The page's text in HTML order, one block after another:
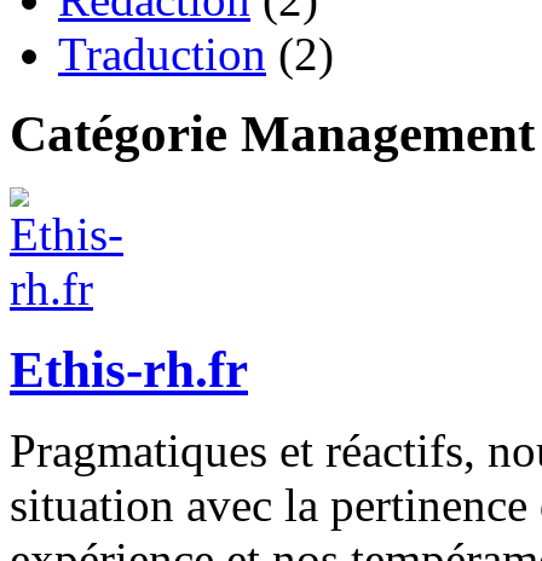
Traduction (2)
Catégorie Management
Ethis-rh.fr
Pragmatiques et réactifs,
situation avec la